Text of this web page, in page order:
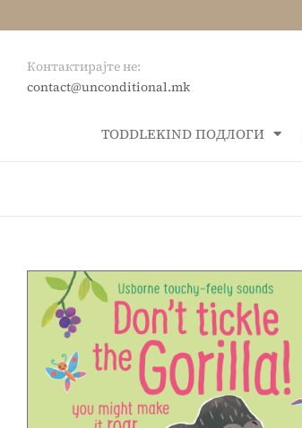
Контактирајте не:
contact@unconditional.mk
ТОDDLEKIND ПОДЛОГИ